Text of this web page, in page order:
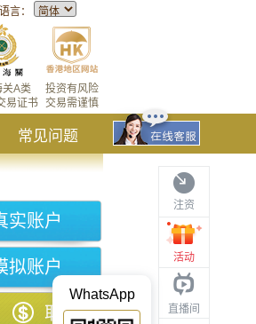
语言：
投资有风险
交易需谨慎
关A类
易证书
常见问题
注资
活动
直播间
WhatsApp
实账户
拟账户
取款